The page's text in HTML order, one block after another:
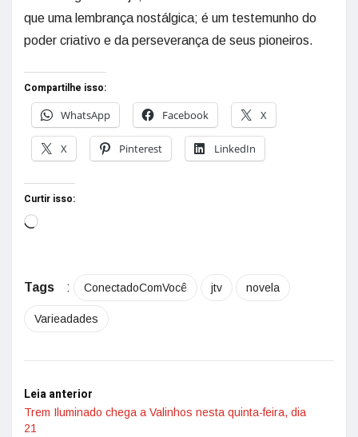
que uma lembrança nostálgica; é um testemunho do
poder criativo e da perseverança de seus pioneiros.
Compartilhe isso:
WhatsApp
Facebook X
X Pinterest LinkedIn
Curtir isso:
Tags : ConectadoComVocê jtv novela
Varieadades
Leia anterior
Trem Iluminado chega a Valinhos nesta quinta-feira, dia
21